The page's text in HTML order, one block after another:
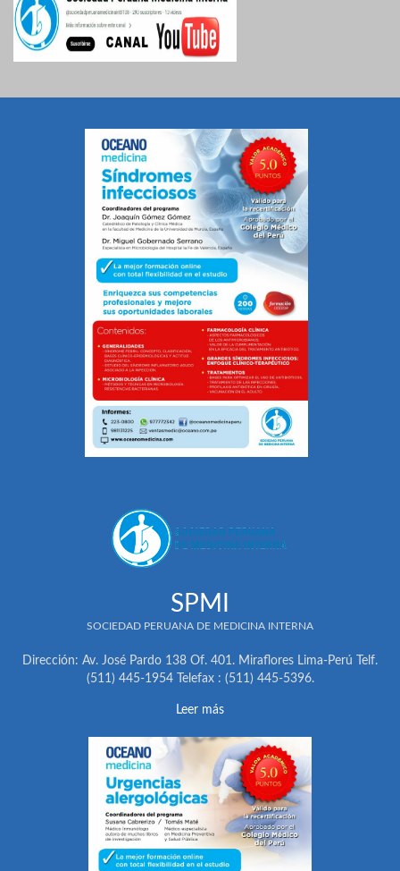
SPMI
SOCIEDAD PERUANA DE MEDICINA INTERNA
Dirección: Av. José Pardo 138 Of. 401. Miraflores Lima-Perú Telf.
(511) 445-1954 Telefax : (511) 445-5396.
Leer más